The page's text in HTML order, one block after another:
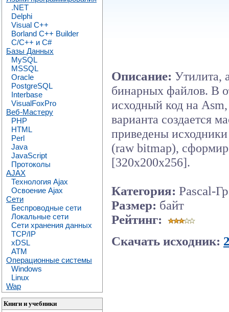
.NET
Delphi
Visual C++
Borland C++ Builder
C/С++ и C#
Базы Данных
MySQL
MSSQL
Oracle
PostgreSQL
Interbase
VisualFoxPro
Веб-Мастеру
PHP
HTML
Perl
Java
JavaScript
Протоколы
AJAX
Технология Ajax
Освоение Ajax
Сети
Беспроводные сети
Локальные сети
Сети хранения данных
TCP/IP
xDSL
ATM
Операционные системы
Windows
Linux
Wap
Книги и учебники
Описание: Утилита,
бинарных файлов. В
исходный код на
варианта создается
приведены
(raw bitmap),
[320x200x256].
Категория: Pascal-
Размер: байт
Рейтинг:
Скачать исходник: